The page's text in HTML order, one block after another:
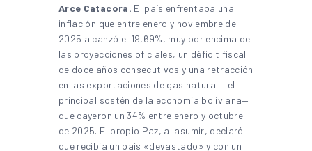
Arce Catacora. El país enfrentaba una
inflación que entre enero y noviembre de
2025 alcanzó el 19,69%, muy por encima de
las proyecciones oficiales, un déficit fiscal
de doce años consecutivos y una retracción
en las exportaciones de gas natural —el
principal sostén de la economía boliviana—
que cayeron un 34% entre enero y octubre
de 2025. El propio Paz, al asumir, declaró
que recibía un país «devastado» y con un